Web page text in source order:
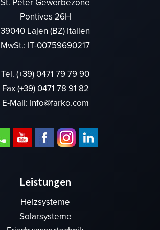
Pontives 26H
39040 Lajen (BZ) Italien
MwSt.: IT-00759690217
Tel.(+39) 0471 79 79 90
Fax (+39) 0471 78 91 82
E-Mail: info@farko.com
Leistungen
Heizsysteme
Solarsysteme